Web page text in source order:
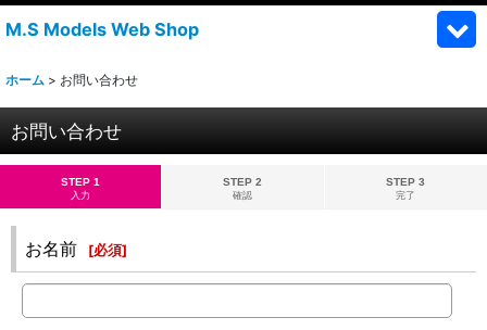
M.S Models Web Shop
ホーム > お問い合わせ
お問い合わせ
STEP 1
入力
STEP 2
確認
STEP 3
完了
お名前 [必須]